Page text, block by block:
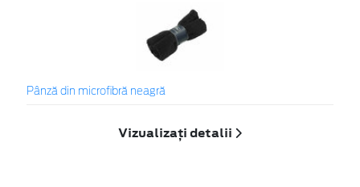
Pânză din microfibră neagră
Vizualizați detalii